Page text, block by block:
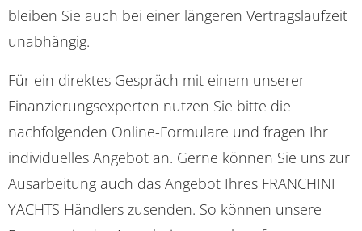
bleiben Sie auch bei einer längeren Vertragslaufzeit
unabhängig.
Für ein direktes Gespräch mit einem unserer
Finanzierungsexperten nutzen Sie bitte die
nachfolgenden Online-Formulare und fragen Ihr
individuelles Angebot an. Gerne können Sie uns zur
Ausarbeitung auch das Angebot Ihres FRANCHINI
YACHTS Händlers zusenden. So können unsere